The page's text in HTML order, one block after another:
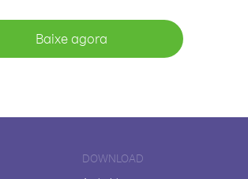
Baixe agora
DOWNLOAD